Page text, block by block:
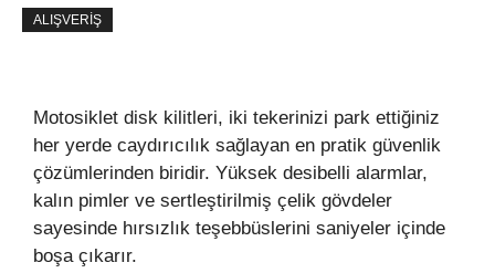
ALIŞVERIŞ
Motosiklet disk kilitleri, iki tekerinizi park ettiğiniz
her yerde caydırıcılık sağlayan en pratik güvenlik
çözümlerinden biridir. Yüksek desibelli alarmlar,
kalın pimler ve sertleştirilmiş çelik gövdeler
sayesinde hırsızlık teşebbüslerini saniyeler içinde
boşa çıkarır.